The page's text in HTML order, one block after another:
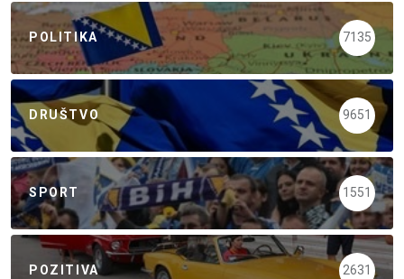
POLITIKA 7135
DRUŠTVO 9651
SPORT 1551
POZITIVA 2631